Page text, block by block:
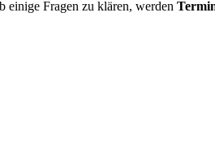
einige Fragen zu klären, werden